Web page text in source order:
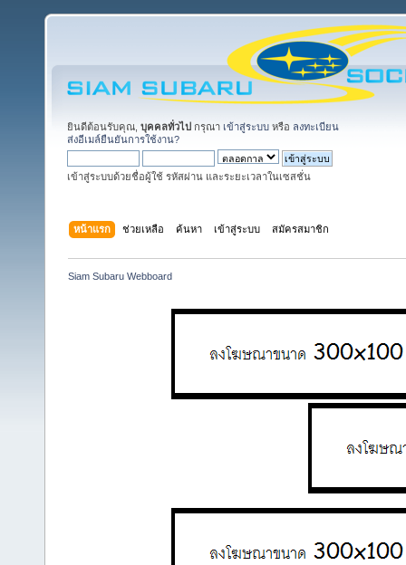
ยินดีต้อนรับคุณ, บุคคลทั่วไป กรุณา เข้าสู่ระบบ หรือ ลงทะเบียน
ส่งอีเมล์ยืนยันการใช้งาน?
เข้าสู่ระบบด้วยชื่อผู้ใช้ รหัสผ่าน และระยะเวลาในเซสชั่น
หน้าแรก ช่วยเหลือ ค้นหา เข้าสู่ระบบ สมัครสมาชิก
Siam Subaru Webboard